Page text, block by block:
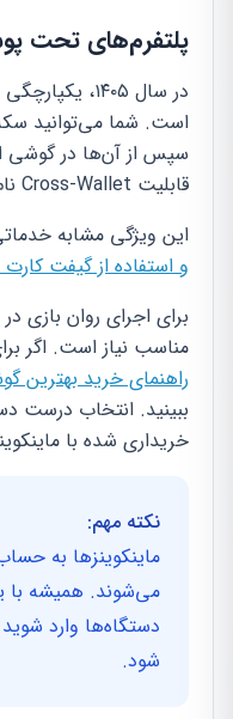
پلتفرم‌های تحت
در سال ۱۴۰۵،
است. شما می‌توانید
سپس از آن‌ها در گوشی
قابلیت Cross-Wallet نام دارد.
این ویژگی مشابه
و استفاده از گیفت کارت
برای اجرای روان بازی
مناسب نیاز است. اگر
راهنمای خرید بهترین
ببینید. انتخاب درست
خریداری شده با
نکته مهم:
ماینکوینزها به
می‌شوند. همیشه با
دستگاه‌ها وارد
شود.